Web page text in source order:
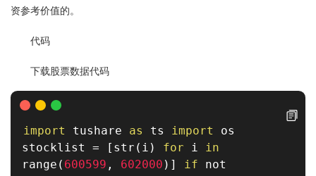
资参考价值的。
代码
下载股票数据代码
import tushare as ts import os
stocklist = [ str ( i ) for i
in
range ( 600599 , 602000 ) ] if
not